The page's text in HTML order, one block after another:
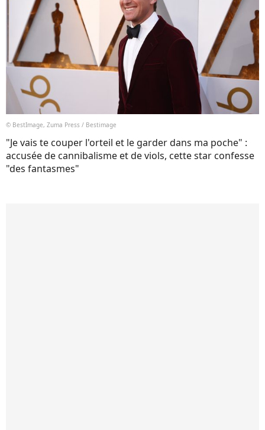
© BestImage, Zuma Press / Bestimage
"Je vais te couper l'orteil et le garder dans ma poche" :
accusée de cannibalisme et de viols, cette star confesse
"des fantasmes"